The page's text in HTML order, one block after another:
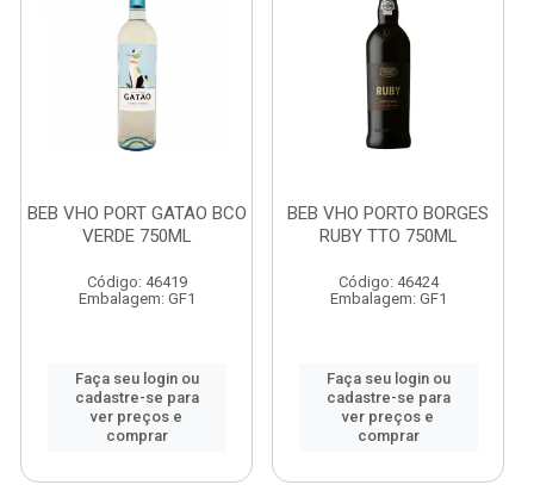
BEB VHO PORT GATAO BCO
VERDE 750ML
Código: 46419
Embalagem: GF1
Faça seu login ou
cadastre-se para
ver preços e
comprar
BEB VHO PORTO BORGES
RUBY TTO 750ML
Código: 46424
Embalagem: GF1
Faça seu login ou
cadastre-se para
ver preços e
comprar